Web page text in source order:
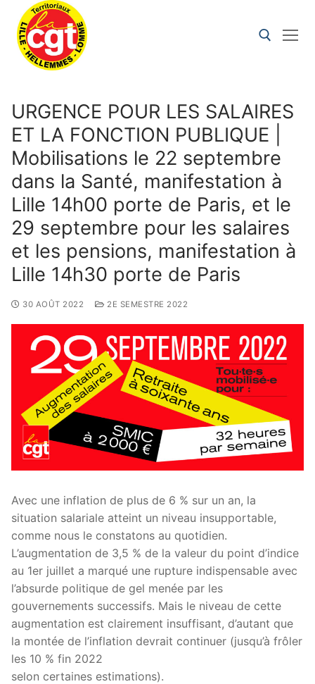
URGENCE POUR LES SALAIRES
ET LA FONCTION PUBLIQUE |
Mobilisations le 22 septembre
dans la Santé, manifestation à
Lille 14h00 porte de Paris, et le
29 septembre pour les salaires
et les pensions, manifestation à
Lille 14h30 porte de Paris
30 AOÛT 2022 2E SEMESTRE 2022
Avec une inflation de plus de 6 % sur un an, la
situation salariale atteint un niveau insupportable,
comme nous le constatons au quotidien.
L’augmentation de 3,5 % de la valeur du point d’indice
au 1er juillet a marqué une rupture indispensable avec
l’absurde politique de gel menée par les
gouvernements successifs. Mais le niveau de cette
augmentation est clairement insuffisant, d’autant que
la montée de l’inflation devrait continuer (jusqu’à frôler
les 10 % fin 2022
selon certaines estimations).